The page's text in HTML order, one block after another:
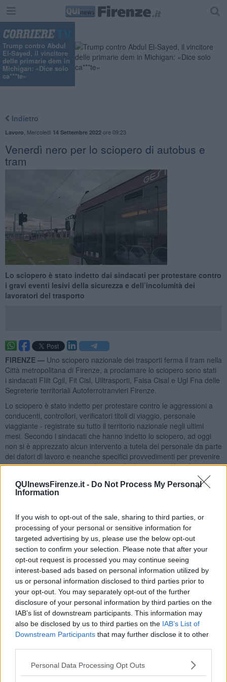
QUInewsFirenze.it - Do Not Process My Personal
Information
If you wish to opt-out of the sale, sharing to third parties, or
processing of your personal or sensitive information for
targeted advertising by us, please use the below opt-out
section to confirm your selection. Please note that after your
opt-out request is processed you may continue seeing
interest-based ads based on personal information utilized by
us or personal information disclosed to third parties prior to
your opt-out. You may separately opt-out of the further
disclosure of your personal information by third parties on the
IAB’s list of downstream participants. This information may
also be disclosed by us to third parties on the IAB’s List of
Downstream Participants that may further disclose it to other
Personal Data Processing Opt Outs
Trump contro Abdul
El-Sayed, il vincitore
delle primarie dem in
Michigan: «Dice solo
ca***te»
Indietro
Lavoro Mercoledì 14 Settembre 2022ore 09:23
Venerdì nero per lo sciopero di autobus e
tram
Lo sciopero è stato indetto dai sindacati per protestare contro
i gravi eventi lesivi della sicurezza e dell’incolumità dei
lavoratori del trasporto
FIRENZE — Uno sciopero nazionale dei trasporti ferma il tram nella
Città metropolitana di Firenze, a proclamare lo sciopero sono stati
i sindacati FIilt Cgil, Fit Cisl, UIltrasporti, Faisa Cisal e Ugl Fna delle
Segreterie territoriali Autoferrotranvieri Firenze.
Lo sciopero è stato indetto per protestare contro le aggressioni a
conducenti, controllori, verificatori titoli di viaggio, personale
viaggiante - registrate su tutto il territorio nazionale negli ultimi
mesi. Secondo i sindacati che hanno indetto lo sciopero, ad oggi
non si è apprezzato alcun intervento a tutela del personale da parte
dei datori di lavoro e neanche specifici provvedimenti per prevenire
e scoraggiare aggressioni al personale dei mezzi adibiti al trasporto
Sono possibili disservizi e disagi per i passeggeri della
tramvia di Firenze nella giornata di venerdì 16 Settembre dalle
ore 9 e 30 alle ore 17.
La tramviacircolerà regolarmente dall’inizio del servizio (5 del
mattino) fino alle ore 9 e 30 e dalle 17 fino alle 2 di notte.
A Gest l’adesione a precedenti scioperi indetti dalle medesime sigle
è stata del 79% del settore movimento.
Sempre venerdì 16 Settembre i bus di Autolinee Toscane
potrebbero subire ritardi o cancellazioni di corse a causa di
uno sciopero aziendale di 4 ore indetto dal sindacato FAST
Slm Confsal.
compresi quelli delle biglietterie.
Lo sciopero, con differenze territoriali e di bacino, per il personale